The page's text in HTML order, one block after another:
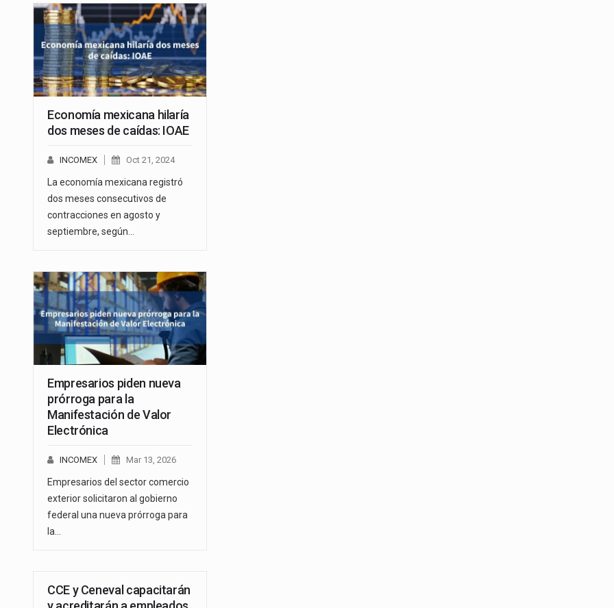
Economía mexicana hilaría
dos meses de caídas: IOAE
INCOMEX Oct 21, 2024
La economía mexicana registró
dos meses consecutivos de
contracciones en agosto y
septiembre, según…
Empresarios piden nueva
prórroga para la
Manifestación de Valor
Electrónica
INCOMEX Mar 13, 2026
Empresarios del sector comercio
exterior solicitaron al gobierno
federal una nueva prórroga para
la…
CCE y Ceneval capacitarán